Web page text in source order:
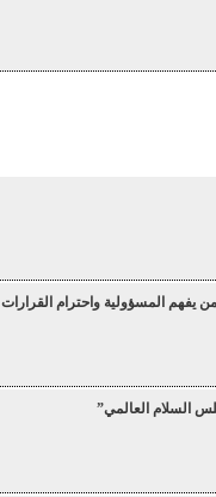
يفهم المسؤولية واحترام القرارات
السلام العالمي”